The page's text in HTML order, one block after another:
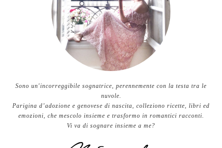
Sono un'incorreggibile sognatrice, perennemente con la testa tra le
nuvole.
Parigina d’adozione e genovese di nascita, colleziono ricette, libri ed
emozioni, che mescolo insieme e trasformo in romantici racconti.
Vi va di sognare insieme a me?